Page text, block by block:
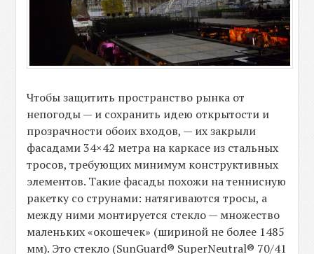
Чтобы защитить пространство рынка от
непогоды — и сохранить идею открытости и
прозрачности обоих входов, — их закрыли
фасадами 34×42 метра на каркасе из стальных
тросов, требующих минимум конструктивных
элементов. Такие фасады похожи на теннисную
ракетку со струнами: натягиваются тросы, а
между ними монтируется стекло — множество
маленьких «окошечек» (шириной не более 1485
мм). Это стекло (SunGuard® SuperNeutral® 70/41